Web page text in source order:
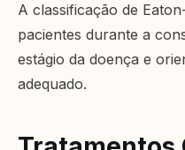
A classificação de
pacientes durante a
estágio da doença e
adequado.